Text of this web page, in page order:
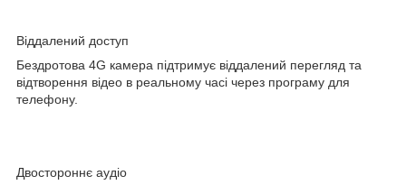
Віддалений доступ
Бездротова 4G камера підтримує віддалений перегляд та
відтворення відео в реальному часі через програму для
телефону.
Двостороннє аудіо